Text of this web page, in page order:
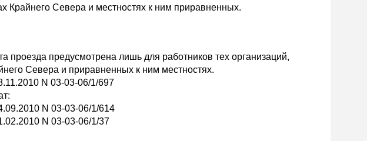
Крайнего Севера и местностях к ним приравненных.
проезда предусмотрена лишь для работников тех организаций,
Севера и приравненных к ним местностях.
N 03-03-06/1/697
N 03-03-06/1/614
N 03-03-06/1/37